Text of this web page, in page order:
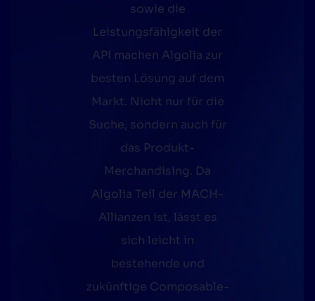
sowie die
Leistungsfähigkeit der
API machen Algolia zur
besten Lösung auf dem
Markt. Nicht nur für die
Suche, sondern auch für
das Produkt-
Merchandising. Da
Algolia Teil der MACH-
Allianzen ist, lässt es
sich leicht in
bestehende und
zukünftige Composable-